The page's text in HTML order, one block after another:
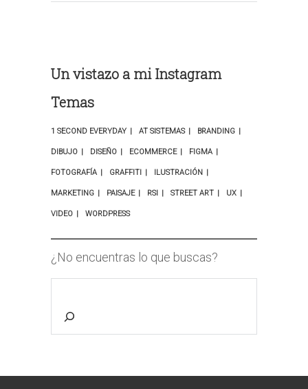
Un vistazo a mi Instagram
Temas
1 SECOND EVERYDAY AT SISTEMAS BRANDING
DIBUJO DISEÑO ECOMMERCE FIGMA
FOTOGRAFÍA GRAFFITI ILUSTRACIÓN
MARKETING PAISAJE RSI STREET ART UX
VIDEO WORDPRESS
¿No encuentras lo que buscas?